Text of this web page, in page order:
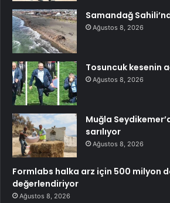
Samandağ
Ağustos 8, 2026
Tosuncuk kesenin
Ağustos 8, 2026
Muğla
sarılıyor
Ağustos 8, 2026
Formlabs halka arz için 500 milyon
değerlendiriyor
Ağustos 8, 2026